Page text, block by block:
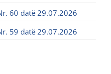
60 datë 29.07.2026
59 datë 29.07.2026